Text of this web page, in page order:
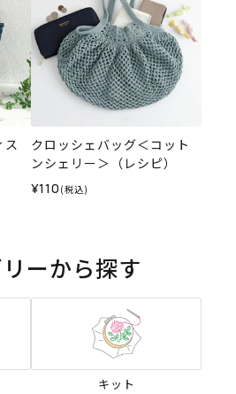
ス
クロッシェバッグ＜コット
ンシェリー＞（レシピ）
¥110 (税込)
ーから探す
キット